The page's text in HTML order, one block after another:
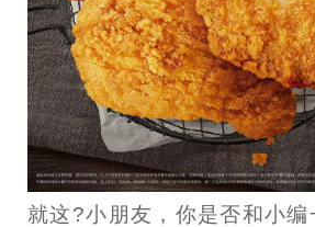
就这?小朋友，你是否和小编